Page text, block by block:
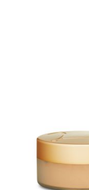
こ
CT会
らク